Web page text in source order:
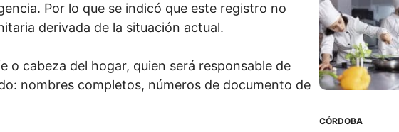
Por lo que se indicó que este registro no
derivada de la situación actual.
o cabeza del hogar, quien será responsable de
nombres completos, números de documento de
CÓRDOBA